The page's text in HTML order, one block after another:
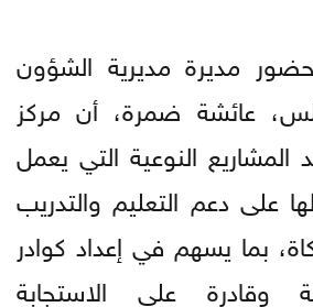
مديرة مديرية الشؤون
عائشة ضمرة، أن مركز
المشاريع النوعية التي يعمل
على دعم التعليم والتدريب
بما يسهم في إعداد كوادر
وقادرة على الاستجابة